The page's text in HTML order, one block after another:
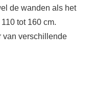
de wanden als het
tot 160 cm.
van verschillende